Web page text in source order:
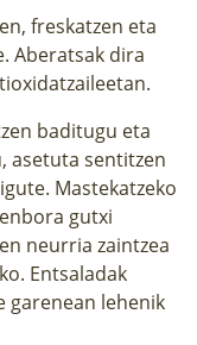
freskatzen eta
Aberatsak dira
baditugu eta
asetuta sentitzen
Mastekatzeko
gutxi
neurria zaintzea
Entsaladak
garenean lehenik